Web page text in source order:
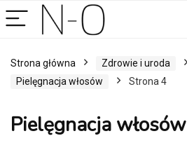
Strona główna Zdrowie i uroda
Pielęgnacja włosów
Strona 4
Pielęgnacja włosów